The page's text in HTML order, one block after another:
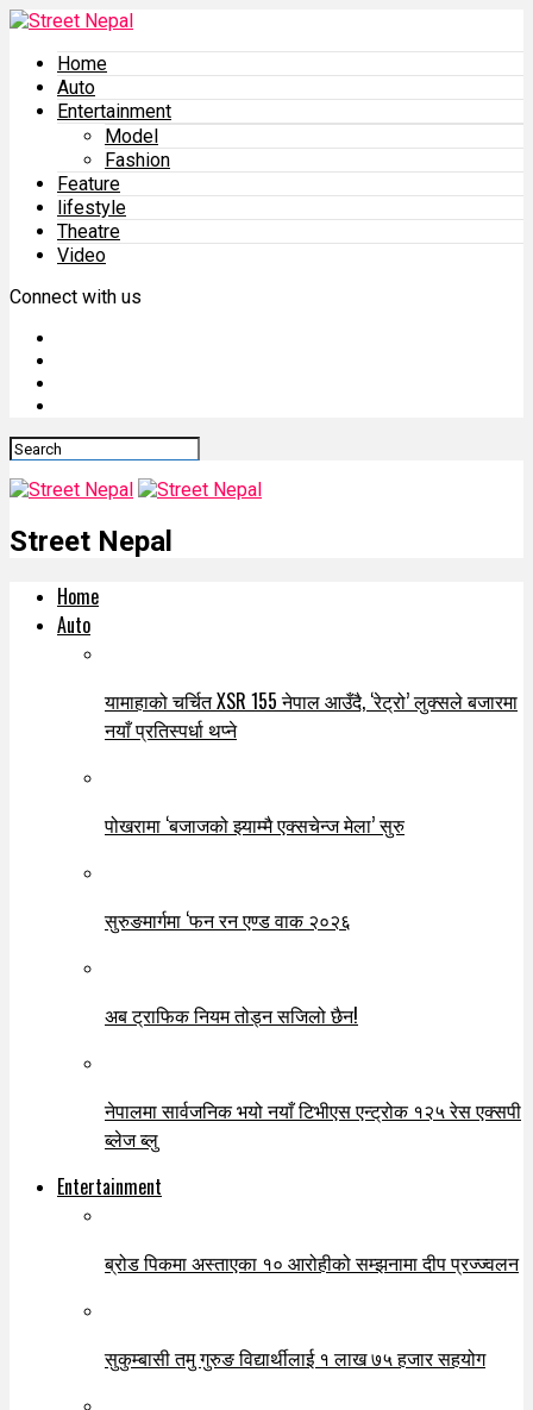
Home
Auto
Entertainment
Model
Fashion
Feature
lifestyle
Theatre
Video
Connect with us
Street Nepal
Home
Auto
यामाहाको चर्चित XSR 155 नेपाल आउँदै, ‘रेट्रो’ लुक्सले बजारमा
नयाँ प्रतिस्पर्धा थप्ने
पोखरामा ‘बजाजको झ्याम्मै एक्सचेन्ज मेला’ सुरु
सुरुङमार्गमा ‘फन रन एण्ड वाक २०२६
अब ट्राफिक नियम तोड्न सजिलो छैन!
नेपालमा सार्वजनिक भयो नयाँ टिभीएस एन्ट्रोक १२५ रेस एक्सपी
ब्लेज ब्लु
Entertainment
ब्रोड पिकमा अस्ताएका १० आरोहीको सम्झनामा दीप प्रज्ज्वलन
सुकुम्बासी तमु गुरुङ विद्यार्थीलाई १ लाख ७५ हजार सहयोग